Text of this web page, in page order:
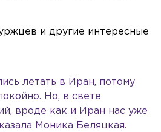
и другие интересные
летать в Иран, потому
Но, в свете
вроде как и Иран нас уже
Моника Беляцкая.